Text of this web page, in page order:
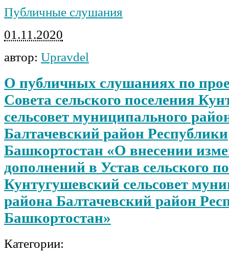
Публичные слушания
01.11.2020
автор: Upravdel
О публичных слушаниях по
Совета сельского поселения
сельсовет муниципального
Балтачевский район Республики
Башкортостан «О внесении
дополнений в Устав сельского
Кунтугушевский сельсовет
района Балтачевский район
Башкортостан»
Категории: